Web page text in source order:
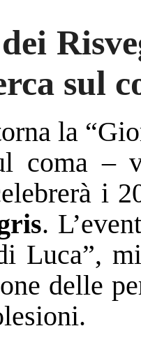
sul
la
coma –
i
.
Luca”,
delle